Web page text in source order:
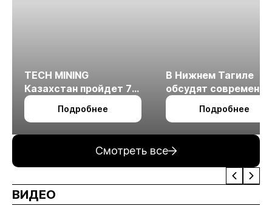
TECH MINING
Казахстан пройдет 7
октября в Алматы
Подробнее
В Нижнем Тагиле
обсудят
технологии
измельчения
Подробнее
Смотреть все
ВИДЕО